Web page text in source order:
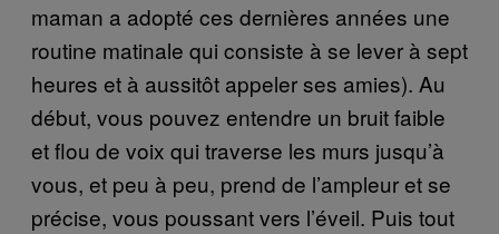
maman a adopté ces dernières années une
routine matinale qui consiste à se lever à sept
heures et à aussitôt appeler ses amies). Au
début, vous pouvez entendre un bruit faible
et flou de voix qui traverse les murs jusqu’à
vous, et peu à peu, prend de l’ampleur et se
précise, vous poussant vers l’éveil. Puis tout